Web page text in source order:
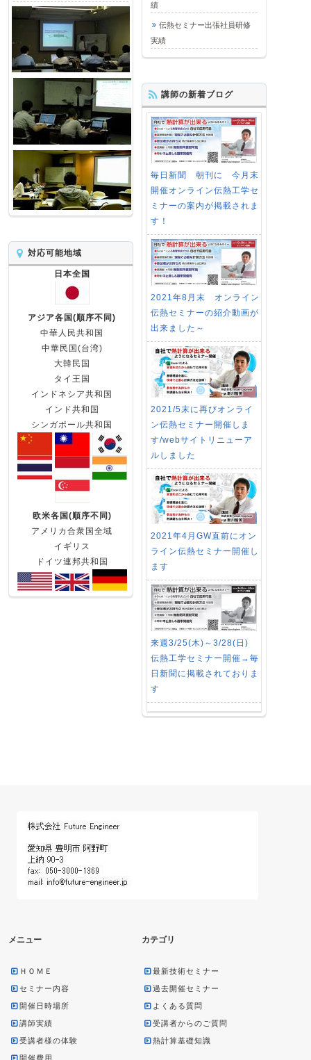
績
伝熱セミナー出張社員研修
実績
講師の新着ブログ
毎日新聞 朝刊に 今月末
開催オンライン伝熱工学セ
ミナーの案内が掲載されま
す！
2021年8月末 オンライン
伝熱セミナーの紹介動画が
出来ました～
2021/5末に再びオンライ
ン伝熱セミナー開催しま
す/webサイトリニューア
ルしました
2021年4月GW直前にオン
ライン伝熱セミナー開催し
ます
来週3/25(木)～3/28(日)
伝熱工学セミナー開催→毎
日新聞に掲載されておりま
す
対応可能地域
日本全国
アジア各国(順序不同)
中華人民共和国
中華民国(台湾)
大韓民国
タイ王国
インドネシア共和国
インド共和国
シンガポール共和国
欧米各国(順序不同)
アメリカ合衆国全域
イギリス
ドイツ連邦共和国
メニュー
ＨＯＭＥ
セミナー内容
開催日時場所
講師実績
受講者様の体験
開催費用
カテゴリ
最新技術セミナー
過去開催セミナー
よくある質問
受講者からのご質問
熱計算基礎知識